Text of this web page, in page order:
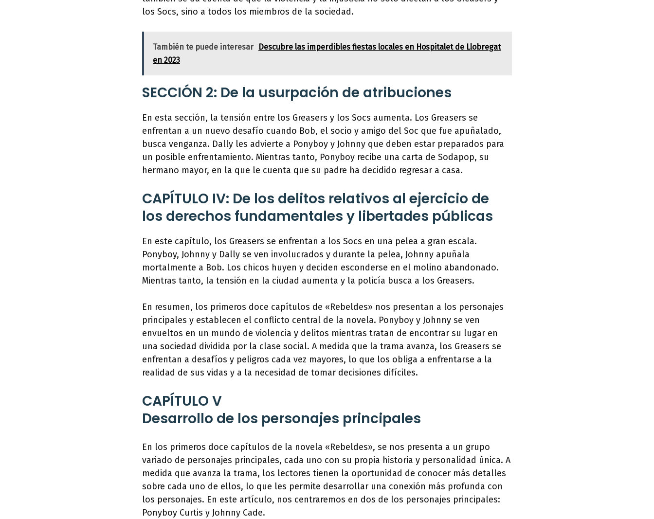
los Socs, sino a todos los miembros de la sociedad.
También te puede interesar
Descubre las imperdibles fiestas locales en Hospitalet de Llobregat
en 2023
SECCIÓN 2: De la usurpación de atribuciones
En esta sección, la tensión entre los Greasers y los Socs aumenta. Los Greasers se
enfrentan a un nuevo desafío cuando Bob, el socio y amigo del Soc que fue apuñalado,
busca venganza. Dally les advierte a Ponyboy y Johnny que deben estar preparados para
un posible enfrentamiento. Mientras tanto, Ponyboy recibe una carta de Sodapop, su
hermano mayor, en la que le cuenta que su padre ha decidido regresar a casa.
CAPÍTULO IV: De los delitos relativos al ejercicio de
los derechos fundamentales y libertades públicas
En este capítulo, los Greasers se enfrentan a los Socs en una pelea a gran escala.
Ponyboy, Johnny y Dally se ven involucrados y durante la pelea, Johnny apuñala
mortalmente a Bob. Los chicos huyen y deciden esconderse en el molino abandonado.
Mientras tanto, la tensión en la ciudad aumenta y la policía busca a los Greasers.
En resumen, los primeros doce capítulos de «Rebeldes» nos presentan a los personajes
principales y establecen el conflicto central de la novela. Ponyboy y Johnny se ven
envueltos en un mundo de violencia y delitos mientras tratan de encontrar su lugar en
una sociedad dividida por la clase social. A medida que la trama avanza, los Greasers se
enfrentan a desafíos y peligros cada vez mayores, lo que los obliga a enfrentarse a la
realidad de sus vidas y a la necesidad de tomar decisiones difíciles.
CAPÍTULO V
Desarrollo de los personajes principales
En los primeros doce capítulos de la novela «Rebeldes», se nos presenta a un grupo
variado de personajes principales, cada uno con su propia historia y personalidad única. A
medida que avanza la trama, los lectores tienen la oportunidad de conocer más detalles
sobre cada uno de ellos, lo que les permite desarrollar una conexión más profunda con
los personajes. En este artículo, nos centraremos en dos de los personajes principales:
Ponyboy Curtis y Johnny Cade.